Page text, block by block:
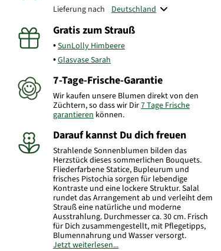
Lieferung nach
Gratis zum Strauß
SunLolly Himbeere
Glasvase Sarah
7-Tage-Frische-Garantie
Wir kaufen unsere Blumen direkt von den
Züchtern, so dass wir Dir7 Tage Frische
garantieren können.
Darauf kannst Du dich freuen
Strahlende Sonnenblumen bilden das
Herzstück dieses sommerlichen Bouquets.
Fliederfarbene Statice, Bupleurum und
frisches Pistochia sorgen für lebendige
Kontraste und eine lockere Struktur. Salal
rundet das Arrangement ab und verleiht dem
Strauß eine natürliche und moderne
Ausstrahlung. Durchmesser ca. 30 cm. Frisch
für Dich zusammengestellt, mit Pflegetipps,
Blumennahrung und Wasser versorgt.
Jetzt weiterlesen...